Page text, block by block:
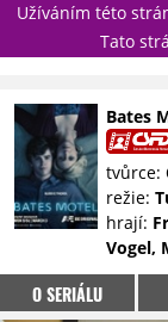
Užíváním této
Tato
NOVINKY
TÉMATA
RECENZE
EPIZODY
KULT
TRAILERY
GALERIE
DISKUZE
STATISTIKY
TIRÁŽ
Bates
tvůrce:
režie:
hrají:
Vogel,
O SERIÁLU